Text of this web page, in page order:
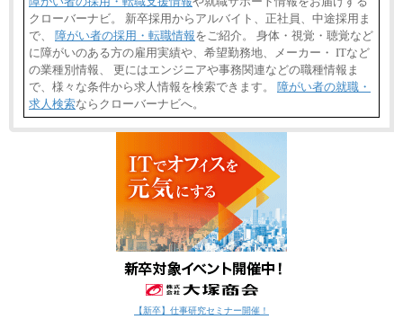
クローバーナビ。 新卒採用からアルバイト、正社員、中途採用ま
で、 障がい者の採用・転職情報をご紹介。 身体・視覚・聴覚など
に障がいのある方の雇用実績や、希望勤務地、メーカー・ ITなど
の業種別情報、 更にはエンジニアや事務関連などの職種情報ま
で、様々な条件から求人情報を検索できます。 障がい者の就職・
求人検索ならクローバーナビへ。
【新卒】仕事研究セミナー開催！